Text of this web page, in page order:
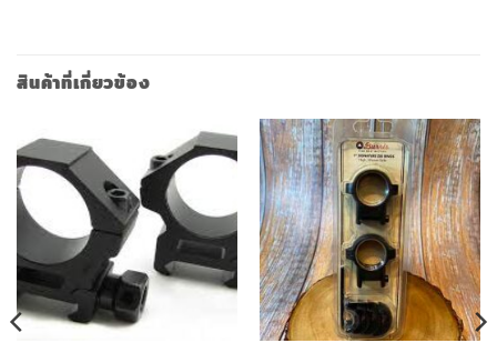
สินค้าที่เกี่ยวข้อง